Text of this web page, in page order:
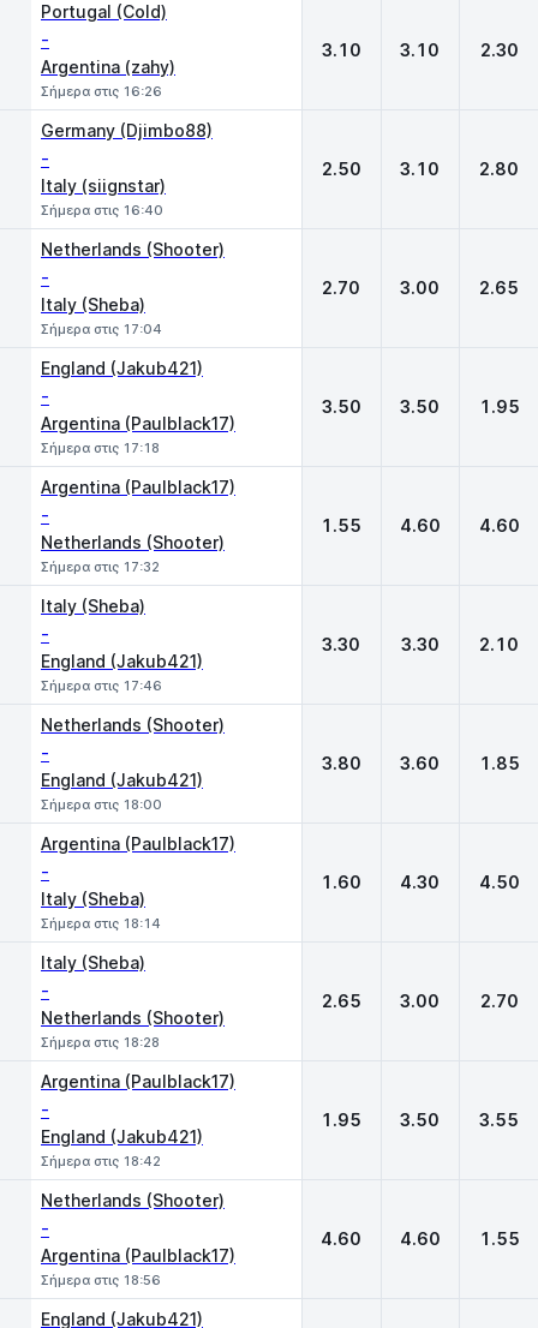
Portugal (Cold)
-
Argentina (zahy)
Σήμερα στις 16:26
3.10 3.10 2.30
Germany (Djimbo88)
-
Italy (siignstar)
Σήμερα στις 16:40
2.50 3.10 2.80
Netherlands (Shooter)
-
Italy (Sheba)
Σήμερα στις 17:04
2.70 3.00 2.65
England (Jakub421)
-
Argentina (Paulblack17)
Σήμερα στις 17:18
3.50 3.50 1.95
Argentina (Paulblack17)
-
Netherlands (Shooter)
Σήμερα στις 17:32
1.55 4.60 4.60
Italy (Sheba)
-
England (Jakub421)
Σήμερα στις 17:46
3.30 3.30 2.10
Netherlands (Shooter)
-
England (Jakub421)
Σήμερα στις 18:00
3.80 3.60 1.85
Argentina (Paulblack17)
-
Italy (Sheba)
Σήμερα στις 18:14
1.60 4.30 4.50
Italy (Sheba)
-
Netherlands (Shooter)
Σήμερα στις 18:28
2.65 3.00 2.70
Argentina (Paulblack17)
-
England (Jakub421)
Σήμερα στις 18:42
1.95 3.50 3.55
Netherlands (Shooter)
-
Argentina (Paulblack17)
Σήμερα στις 18:56
4.60 4.60 1.55
England (Jakub421)